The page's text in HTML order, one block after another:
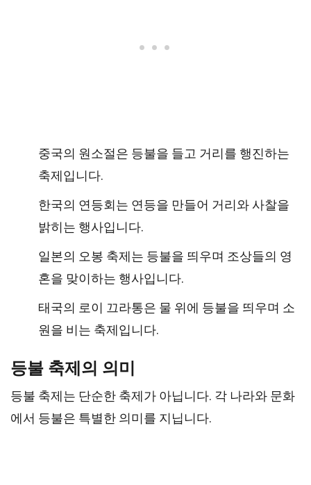
중국의 원소절은 등불을 들고 거리를 행진하는
축제입니다.
한국의 연등회는 연등을 만들어 거리와 사찰을
밝히는 행사입니다.
일본의 오봉 축제는 등불을 띄우며 조상들의 영
혼을 맞이하는 행사입니다.
태국의 로이 끄라통은 물 위에 등불을 띄우며 소
원을 비는 축제입니다.
등불 축제의 의미
등불 축제는 단순한 축제가 아닙니다. 각 나라와 문화
에서 등불은 특별한 의미를 지닙니다.